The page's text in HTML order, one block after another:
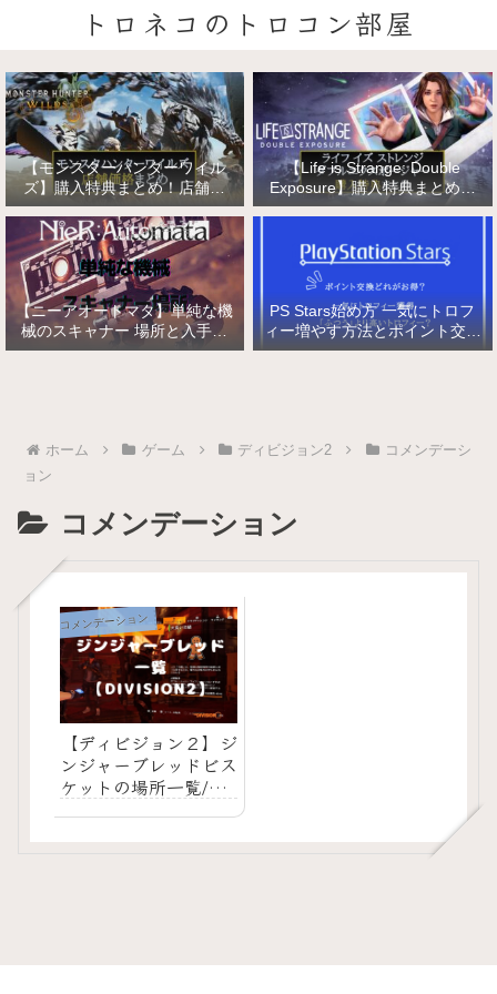
トロネコのトロコン部屋
【モンスターハンターワイル
ズ】購入特典まとめ！店舗特
典・店舗価格比較！
【Life is Strange: Double
Exposure】購入特典まとめ！
店舗特典・店舗価格比較！ライ
スポージャー
【ニーアオートマタ】単純な機
械のスキャナー 場所と入手方
法/複雑な機械と精巧な機械の
PS Stars始め方 一気にトロフ
ィー増やす方法とポイント交換
【PlayStation Stars】
ホーム ゲーム ディビジョン2
コメンデーシ
ョン
コメンデーション
コメンデーション
【ディビジョン２】ジ
ンジャーブレッドビス
ケットの場所一覧/レ